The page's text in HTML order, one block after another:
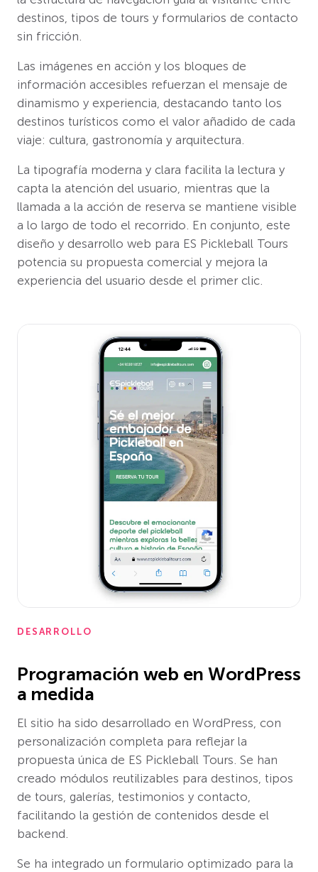
destinos, tipos de tours y formularios de contacto
sin fricción.
Las imágenes en acción y los bloques de
información accesibles refuerzan el mensaje de
dinamismo y experiencia, destacando tanto los
destinos turísticos como el valor añadido de cada
viaje: cultura, gastronomía y arquitectura.
La tipografía moderna y clara facilita la lectura y
capta la atención del usuario, mientras que la
llamada a la acción de reserva se mantiene visible
a lo largo de todo el recorrido. En conjunto, este
diseño y desarrollo web para ES Pickleball Tours
potencia su propuesta comercial y mejora la
experiencia del usuario desde el primer clic.
DESARROLLO
Programación web en WordPress
a medida
El sitio ha sido desarrollado en WordPress, con
personalización completa para reflejar la
propuesta única de ES Pickleball Tours. Se han
creado módulos reutilizables para destinos, tipos
de tours, galerías, testimonios y contacto,
facilitando la gestión de contenidos desde el
backend.
Se ha integrado un formulario optimizado para la